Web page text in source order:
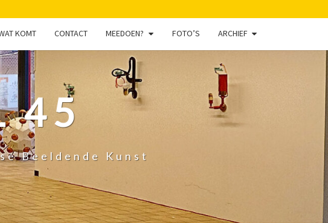
KOMT CONTACT MEEDOEN? FOTO’S ARCHIEF
45
Beeldende Kunst